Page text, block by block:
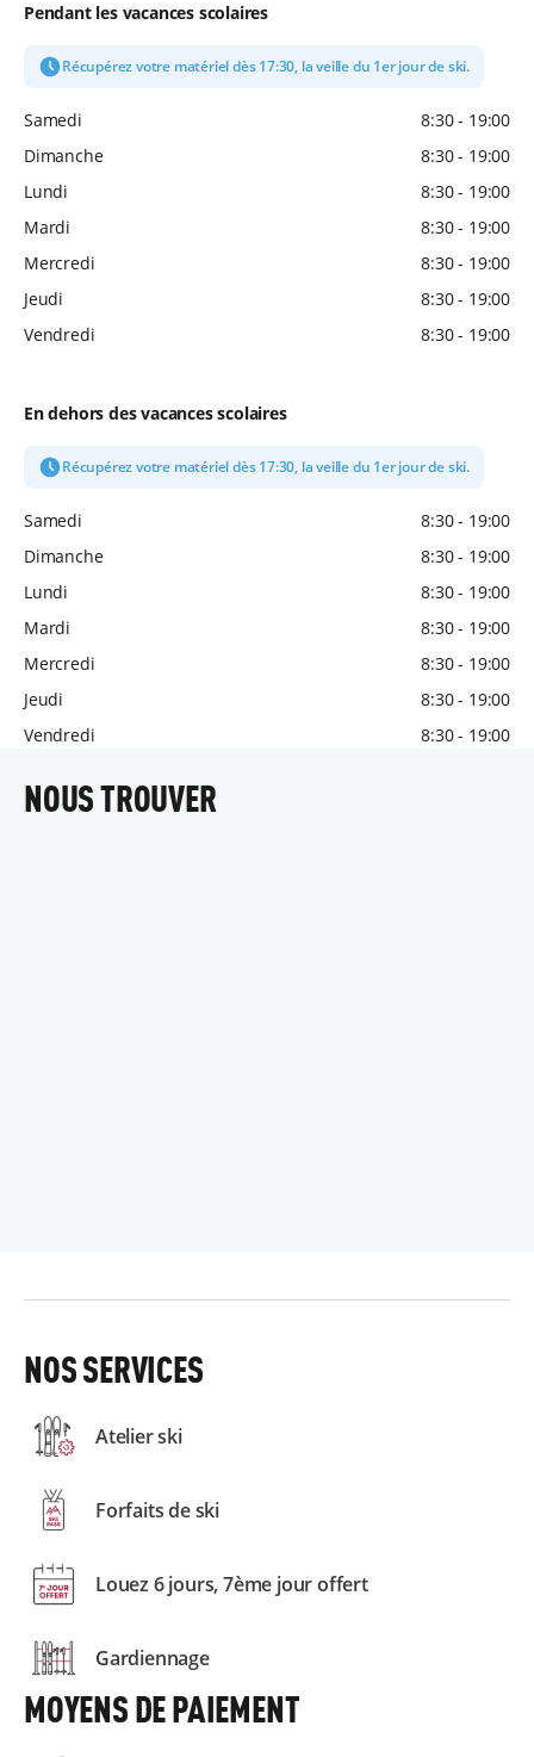
Pendant les vacances scolaires
Récupérez votre matériel dès 17:30, la veille du 1er jour de ski.
Samedi
8:30 - 19:00
Dimanche
8:30 - 19:00
Lundi
8:30 - 19:00
Mardi
8:30 - 19:00
Mercredi
8:30 - 19:00
Jeudi
8:30 - 19:00
Vendredi
8:30 - 19:00
En dehors des vacances scolaires
Récupérez votre matériel dès 17:30, la veille du 1er jour de ski.
Samedi
8:30 - 19:00
Dimanche
8:30 - 19:00
Lundi
8:30 - 19:00
Mardi
8:30 - 19:00
Mercredi
8:30 - 19:00
Jeudi
8:30 - 19:00
Vendredi
8:30 - 19:00
NOUS TROUVER
NOS SERVICES
Atelier ski
Forfaits de ski
Louez 6 jours, 7ème jour offert
Gardiennage
MOYENS DE PAIEMENT